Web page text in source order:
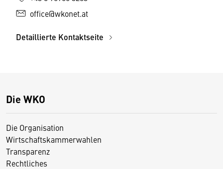
office@wkonet.at
Detaillierte Kontaktseite
Die WKO
Die Organisation
Wirtschaftskammerwahlen
Transparenz
Rechtliches